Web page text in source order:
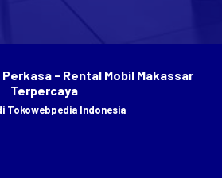
Perkasa - Rental Mobil Makassar
Terpercaya
Tokowebpedia Indonesia